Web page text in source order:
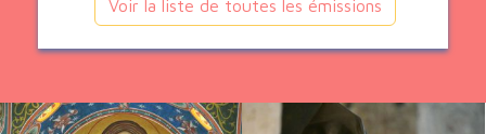
Voir la liste de toutes les émissions